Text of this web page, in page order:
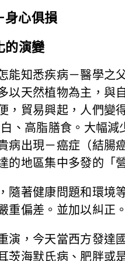
身心俱損
的演變
能知悉疾病－醫學之
以天然植物為主，與
，貿易興起，人們變
、高脂膳食。大幅
病出現－癌症（結腸
的地區集中多發的「
隨著健康問題和環境
重偏差。並加以糾正。
演，今天當西方發達
茨海默氏病、肥胖或